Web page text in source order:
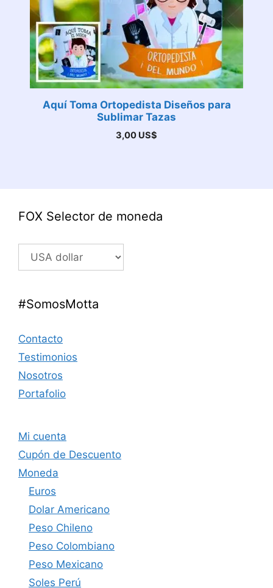
Aquí Toma Ortopedista Diseños para
Sublimar Tazas
3,00 US$
FOX Selector de moneda
#SomosMotta
Contacto
Testimonios
Nosotros
Portafolio
Mi cuenta
Cupón de Descuento
Moneda
Euros
Dolar Americano
Peso Chileno
Peso Colombiano
Peso Mexicano
Soles Perú